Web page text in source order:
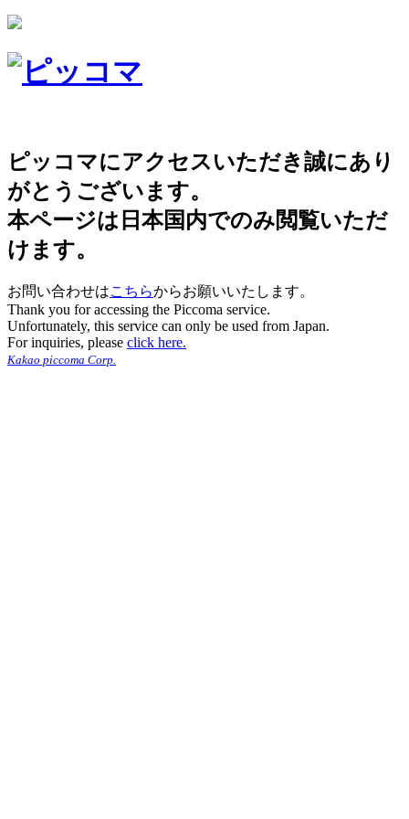
ピッコマにアクセスいただき誠にあり
がとうございます。
本ページは日本国内でのみ閲覧いただ
けます。
お問い合わせはこちらからお願いいたします。
Thank you for accessing the Piccoma service.
Unfortunately, this service can only be used from Japan.
For inquiries, please click here.
Kakao piccoma Corp.